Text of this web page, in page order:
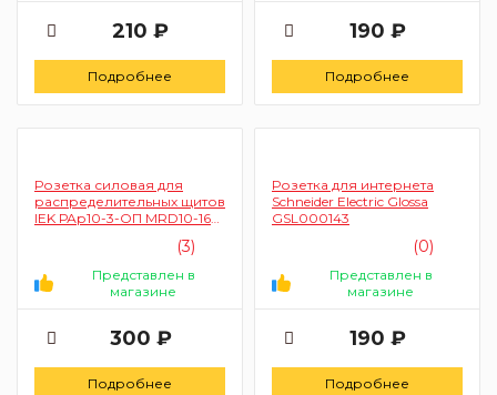
210 ₽
Подробнее
190 ₽
Подробнее
Розетка силовая для
распределительных щитов
IEK РАр10-3-ОП MRD10-16
(3)
Представлен в
магазине
300 ₽
Подробнее
Розетка для интернета
Schneider Electric Glossa
GSL000143
(0)
Представлен в
магазине
190 ₽
Подробнее